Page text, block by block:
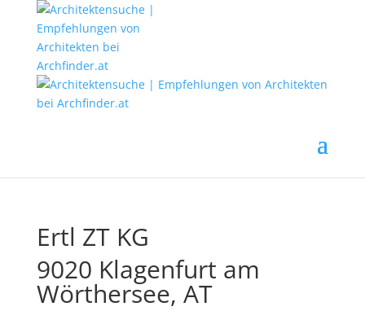
Ertl ZT KG
9020 Klagenfurt am
Wörthersee, AT